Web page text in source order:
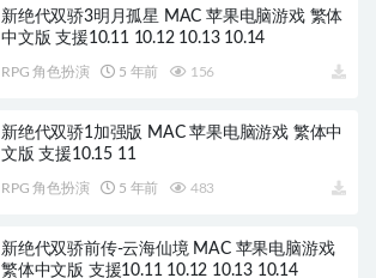
新绝代双骄3明月孤星 MAC 苹果电脑游戏 繁体
中文版 支援10.11 10.12 10.13 10.14
RPG 角色扮演 5 年前 156
新绝代双骄1加强版 MAC 苹果电脑游戏 繁体中
文版 支援10.15 11
RPG 角色扮演 5 年前 483
新绝代双骄前传-云海仙境 MAC 苹果电脑游戏
繁体中文版 支援10.11 10.12 10.13 10.14